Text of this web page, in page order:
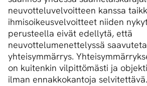
neuvotteluvelvoitteen kanssa
ihmisoikeusvelvoitteet niiden
perusteella eivät edellytä, että
neuvottelumenettelyssä
yhteisymmärrys.
on kuitenkin vilpittömästi ja
ilman ennakkokantoja selvitettävä.